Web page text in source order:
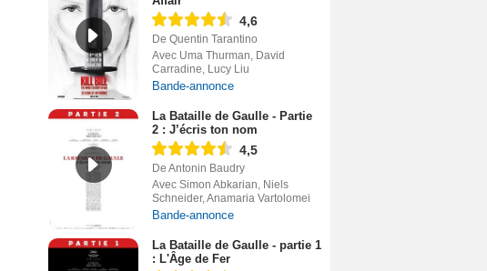
4,6
De Quentin Tarantino
Avec Uma Thurman, David
Carradine, Lucy Liu
Bande-annonce
La Bataille de Gaulle - Partie
2 : J’écris ton nom
4,5
De Antonin Baudry
Avec Simon Abkarian, Niels
Schneider, Anamaria Vartolomei
Bande-annonce
La Bataille de Gaulle - partie 1
: L'Âge de Fer